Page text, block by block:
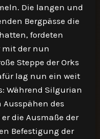
Die langen und
Bergpässe die
fordeten
mit der nun
Steppe der Orks
lag nun ein weit
Während Silgurian
des
die Ausmaße der
Befestigung der